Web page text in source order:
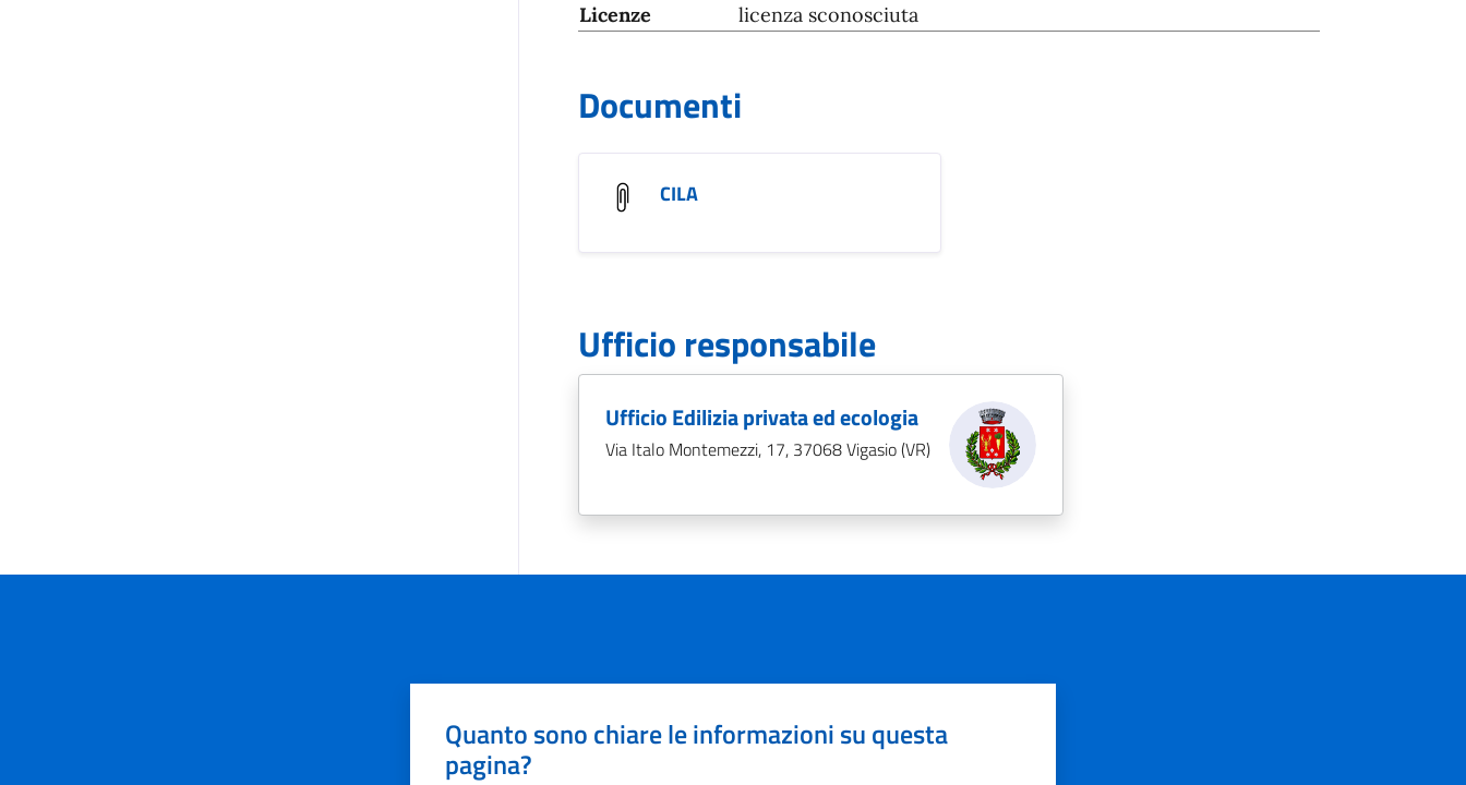
Licenze licenza sconosciuta
Documenti
CILA
Ufficio responsabile
Ufficio Edilizia privata ed ecologia
Via Italo Montemezzi, 17, 37068 Vigasio (VR)
Quanto sono chiare le informazioni su questa
pagina?